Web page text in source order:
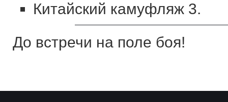
Китайский камуфляж 3.
До встречи на поле боя!